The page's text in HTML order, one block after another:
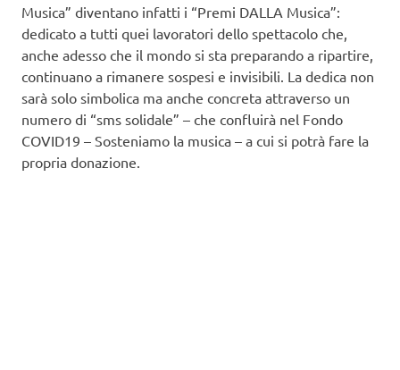
Musica” diventano infatti i “Premi DALLA Musica”:
dedicato a tutti quei lavoratori dello spettacolo che,
anche adesso che il mondo si sta preparando a ripartire,
continuano a rimanere sospesi e invisibili. La dedica non
sarà solo simbolica ma anche concreta attraverso un
numero di “sms solidale” – che confluirà nel Fondo
COVID19 – Sosteniamo la musica – a cui si potrà fare la
propria donazione.